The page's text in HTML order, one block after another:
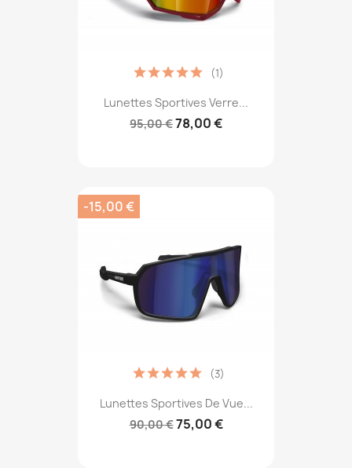
Lunettes Sportives Verre...
95,00 €78,00 €
(1)
Lunettes Sportives De Vue...
90,00 €75,00 €
(3)
-15,00 €